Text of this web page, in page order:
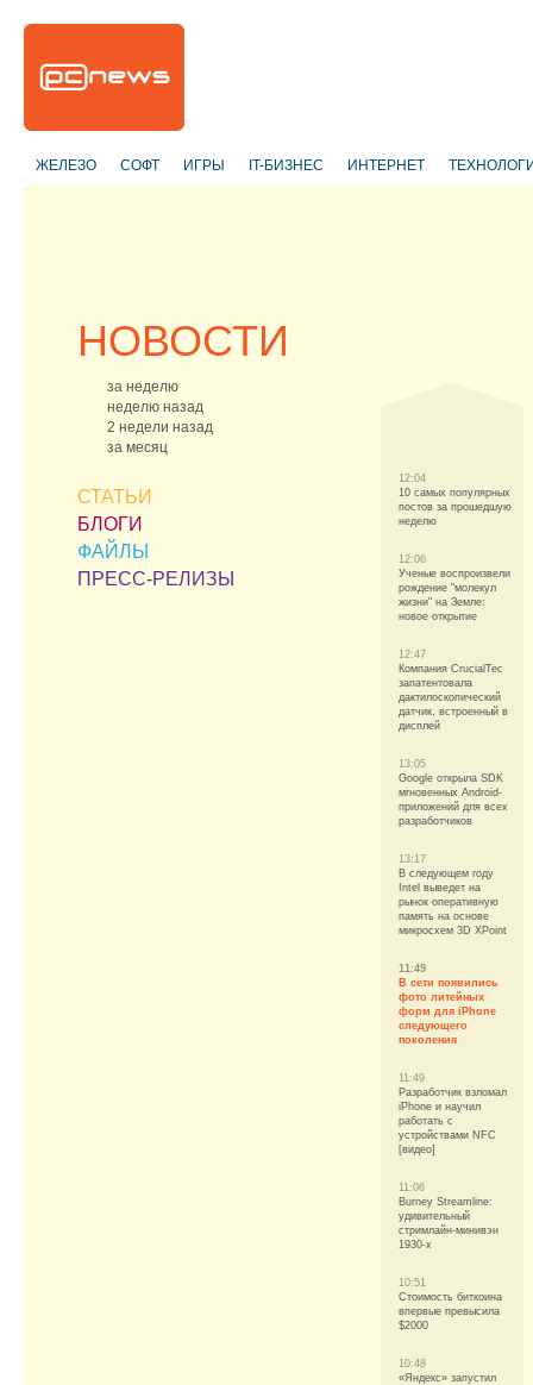
ЖЕЛЕЗО СОФТ ИГРЫ IT-БИЗНЕС ИНТЕРНЕТ
НОВОСТИ
за неделю
неделю назад
2 недели назад
за месяц
СТАТЬИ
БЛОГИ
ФАЙЛЫ
ПРЕСС-РЕЛИЗЫ
12:04
10 самых популярных
постов за прошедшую
неделю
12:06
Ученые воспроизвели
рождение "молекул
жизни" на Земле:
новое открытие
12:47
Компания CrucialTec
запатентовала
дактилоскопический
датчик, встроенный в
дисплей
13:05
Google открыла SDK
мгновенных Android-
приложений для всех
разработчиков
13:17
В следующем году
Intel выведет на
рынок оперативную
память на основе
микросхем 3D XPoint
11:49
В сети появились
фото литейных
форм для iPhone
следующего
поколения
11:49
Разработчик взломал
iPhone и научил
работать с
устройствами NFC
[видео]
11:06
Burney Streamline:
удивительный
стримлайн-минивэн
1930-х
10:51
Стоимость биткоина
впервые превысила
$2000
10:48
«Яндекс» запустил